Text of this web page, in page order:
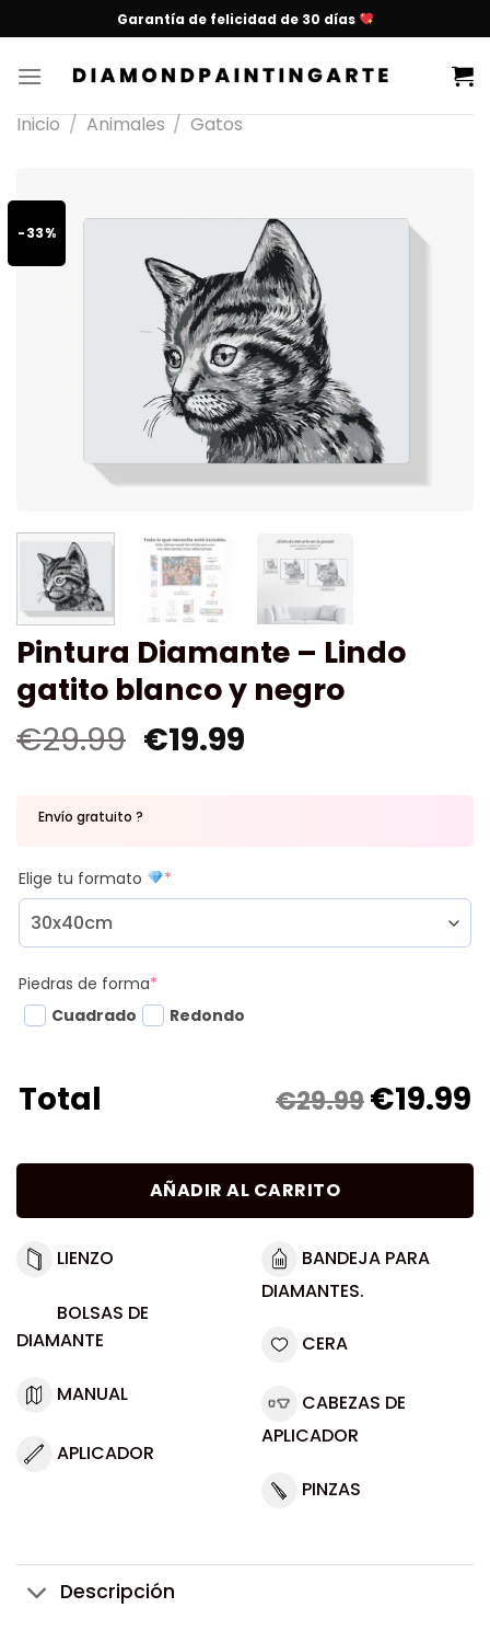
Garantía de felicidad de 30 días
Inicio / Animales / Gatos
-33%
Pintura Diamante – Lindo
gatito blanco y negro
€29.99 €19.99
Envío gratuito ?
Elige tu formato *
Piedras de forma*
Cuadrado
Redondo
Total €29.99€19.99
AÑADIR AL CARRITO
LIENZO
BOLSAS DE
DIAMANTE
MANUAL
APLICADOR
BANDEJA PARA
DIAMANTES.
CERA
CABEZAS DE
APLICADOR
PINZAS
Descripción